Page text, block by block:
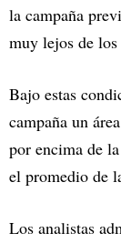
la campaña
muy lejos de
Bajo estas
campaña un
por encima de
el promedio de
Los analistas